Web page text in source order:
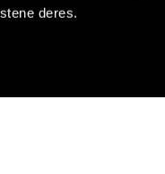
deres.